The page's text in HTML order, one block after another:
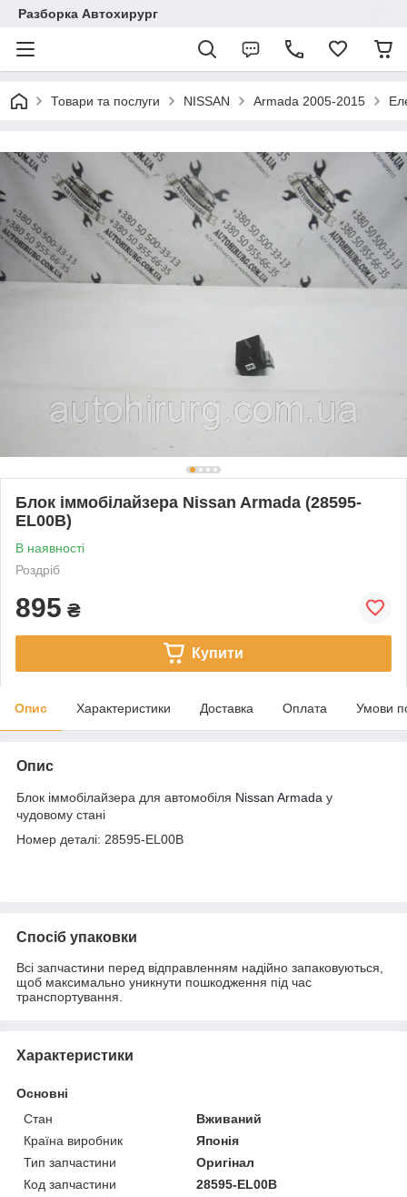
Разборка Автохирург
Товари та послуги NISSAN Armada 2005-2015
Блок іммобілайзера Nissan Armada (28595-
EL00B)
В наявності
Роздріб
895 ₴
Купити
Опис Характеристики Доставка Оплата Умови
Опис
Блок іммобілайзера для автомобіля Nissan Armada у
чудовому стані
Номер деталі: 28595-EL00B
Спосіб упаковки
Всі запчастини перед відправленням надійно запаковуються,
щоб максимально уникнути пошкодження під час
транспортування.
Характеристики
Основні
Стан
Вживаний
Країна виробник
Японія
Тип запчастини
Оригінал
Код запчастини
28595-EL00B